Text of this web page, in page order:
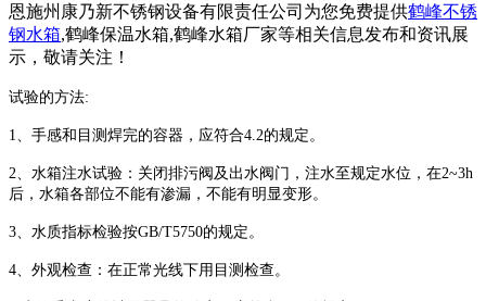
恩施州康乃新不锈钢设备有限责任公司为您免费提供鹤峰不锈
钢水箱,鹤峰保温水箱,鹤峰水箱厂家等相关信息发布和资讯展
示，敬请关注！
试验的方法:
1、手感和目测焊完的容器，应符合4.2的规定。
2、水箱注水试验：关闭排污阀及出水阀门，注水至规定水位，在2~3h
后，水箱各部位不能有渗漏，不能有明显变形。
3、水质指标检验按GB/T5750的规定。
4、外观检查：在正常光线下用目测检查。